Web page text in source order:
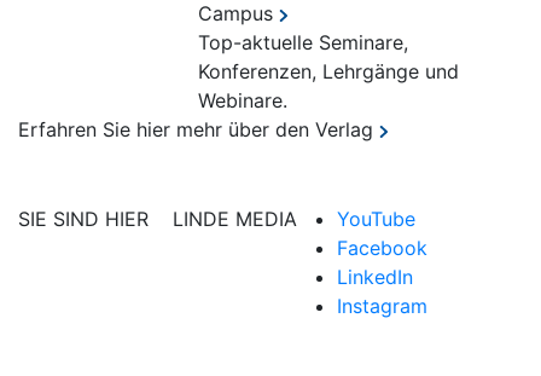
Campus
Top-aktuelle Seminare,
Konferenzen, Lehrgänge und
Webinare.
Erfahren Sie hier mehr über den Verlag
SIE SIND HIER LINDE MEDIA
YouTube
Facebook
LinkedIn
Instagram